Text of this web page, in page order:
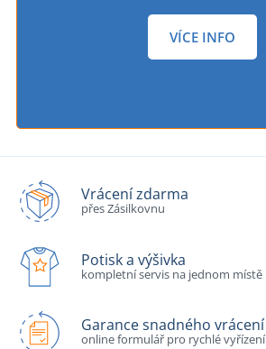
VÍCE INFO
Vrácení zdarma
přes Zásilkovnu
Potisk a výšivka
kompletní servis na jednom místě
Garance snadného vrácení
online formulář pro rychlé vyřízení